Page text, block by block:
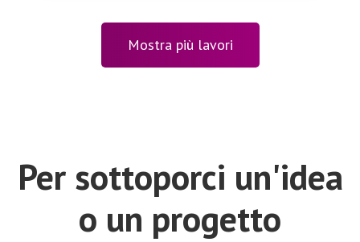
Mostra più lavori
Per sottoporci un'idea
o un progetto